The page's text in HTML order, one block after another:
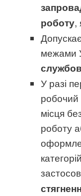
роботу,
межами
У разі
місця
роботу